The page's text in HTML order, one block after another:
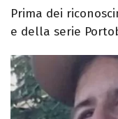
Prima dei
e della serie